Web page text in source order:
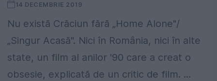
14 DECEMBRIE 2019
Nu există Crăciun fără „Home Alone"/
„Singur Acasă". Nici în România, nici în alte
state, un film al anilor '90 care a creat o
obsesie, explicată de un critic de film. ...